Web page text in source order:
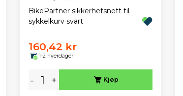
BikePartner sikkerhetsnett til
sykkelkurv svart
160,42 kr
1-2 hverdager
- + Kjøp